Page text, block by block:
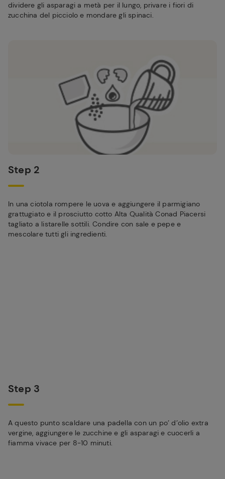
dividere gli asparagi a metà per il lungo, privare i fiori di
zucchina del picciolo e mondare gli spinaci.
Step 2
In una ciotola rompere le uova e aggiungere il parmigiano
grattugiato e il prosciutto cotto Alta Qualità Conad Piacersi
tagliato a listarelle sottili. Condire con sale e pepe e
mescolare tutti gli ingredienti.
Step 3
A questo punto scaldare una padella con un po’ d’olio extra
vergine, aggiungere le zucchine e gli asparagi e cuocerli a
fiamma vivace per 8-10 minuti.